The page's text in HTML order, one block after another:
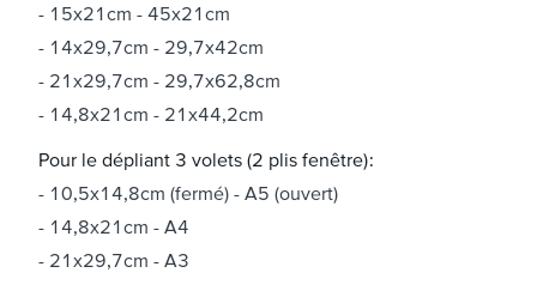
15x21cm - 45x21cm
14x29,7cm - 29,7x42cm
21x29,7cm - 29,7x62,8cm
14,8x21cm - 21x44,2cm
Pour le dépliant 3 volets (2 plis fenêtre) :
10,5x14,8cm (fermé) - A5 (ouvert)
14,8x21cm - A4
21x29,7cm - A3